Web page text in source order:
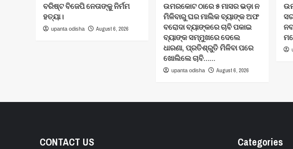
ବରିଷ୍ଟ ବିଜେପି ନେତାଙ୍କୁ ନିର୍ମମ
ହତ୍ୟା।
upanta odisha August 6, 2026
ଉମରକୋଟ ଠାରେ ୫ ମାସର ଭଡ଼ା ନ
ମିଳିବାରୁ ଘର ମାଲିକ ବ୍ୟାଙ୍କ ଅଫ
ବରୋଦା ବ୍ୟାଙ୍କରେ ଚାବି ପକାଇ
ବ୍ୟାଙ୍କ ସମ୍ମୁଖରେ ଦେଲେ
ଧାରଣା, ପ୍ରତିଶ୍ରୁତି ମିଳିବା ପରେ
ଖୋଲିଲେ ଚାବି……
upanta odisha August 6, 2026
CONTACT US Categories